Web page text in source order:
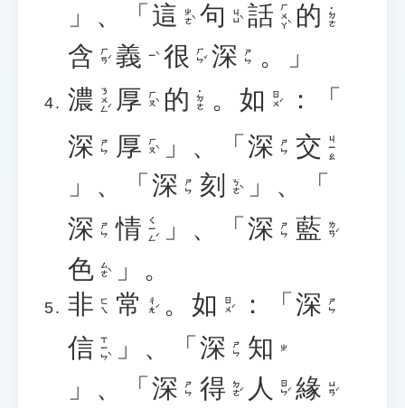
」、「 這 ㄓㄜˋ 句 ㄐㄩˋ 話 ㄏㄨㄚˋ 的 ˙ㄉㄜ
含 ㄏㄢˊ 義 ㄧˋ 很 ㄏㄣˇ 深 ㄕㄣ
。」
濃 ㄋㄨㄥˊ 厚 ㄏㄡˋ 的 ˙ㄉㄜ 。 如 ㄖㄨˊ
：「
深 ㄕㄣ 厚 ㄏㄡˋ 」、「 深 ㄕㄣ 交 ㄐㄧㄠ
」、「 深 ㄕㄣ 刻 ㄎㄜˋ
」、「
深 ㄕㄣ 情 ㄑㄧㄥˊ 」、「 深 ㄕㄣ 藍 ㄌㄢˊ
色 ㄙㄜˋ
」。
非 ㄈㄟ 常 ㄔㄤˊ 。 如 ㄖㄨˊ ：「 深 ㄕㄣ
信 ㄒㄧㄣˋ 」、「 深 ㄕㄣ 知 ㄓ
」、「 深 ㄕㄣ 得 ㄉㄜˊ 人 ㄖㄣˊ 緣 ㄩㄢˊ